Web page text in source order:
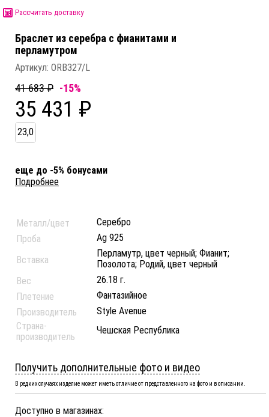
Рассчитать доставку
Браслет из серебра c фианитами и
перламутром
Артикул: ORB327/L
41 683 ₽ -15%
35 431 ₽
23,0
еще до -5% бонусами
Подробнее
Металл/цвет
Серебро
Проба
Ag 925
Вставка
Перламутр, цвет черный; Фианит;
Позолота; Родий, цвет черный
Вес
26.18 г.
Плетение
Фантазийное
Производитель
Style Avenue
Страна-
производитель
Чешская Республика
Получить дополнительные фото и видео
В редких случаях изделие может иметь отличие от представленного на фото и в описании.
Доступно в магазинах: